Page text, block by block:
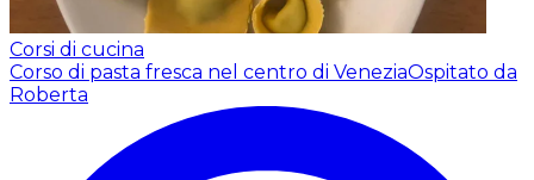
Corsi di cucina
Corso di pasta fresca nel centro di VeneziaOspitato da
Roberta